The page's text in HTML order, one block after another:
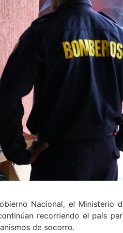
Nacional, el Ministerio
recorriendo el país
de socorro.